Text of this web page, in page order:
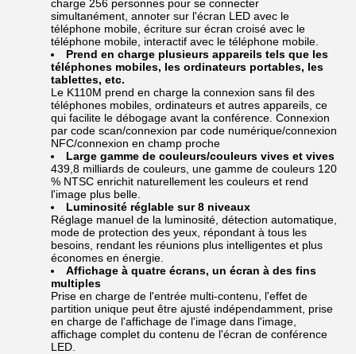
charge 256 personnes pour se connecter
simultanément, annoter sur l'écran LED avec le
téléphone mobile, écriture sur écran croisé avec le
téléphone mobile, interactif avec le téléphone mobile.
Prend en charge plusieurs appareils tels que les
téléphones mobiles, les ordinateurs portables, les
tablettes, etc.
Le K110M prend en charge la connexion sans fil des
téléphones mobiles, ordinateurs et autres appareils, ce
qui facilite le débogage avant la conférence. Connexion
par code scan/connexion par code numérique/connexion
NFC/connexion en champ proche
Large gamme de couleurs/couleurs vives et vives
439,8 milliards de couleurs, une gamme de couleurs 120
% NTSC enrichit naturellement les couleurs et rend
l'image plus belle.
Luminosité réglable sur 8 niveaux
Réglage manuel de la luminosité, détection automatique,
mode de protection des yeux, répondant à tous les
besoins, rendant les réunions plus intelligentes et plus
économes en énergie.
Affichage à quatre écrans, un écran à des fins
multiples
Prise en charge de l'entrée multi-contenu, l'effet de
partition unique peut être ajusté indépendamment, prise
en charge de l'affichage de l'image dans l'image,
affichage complet du contenu de l'écran de conférence
LED.